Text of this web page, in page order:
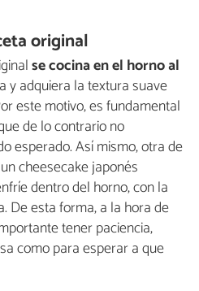
original
se cocina en el horno al
y adquiera la textura suave
este motivo, es fundamental
de lo contrario no
esperado. Así mismo, otra de
cheesecake japonés
dentro del horno, con la
De esta forma, a la hora de
tener paciencia,
como para esperar a que